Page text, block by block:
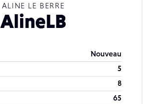
ALINE LE BERRE
AlineLB
Nouveau
5
8
65